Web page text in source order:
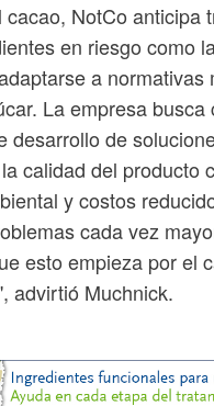
cacao, NotCo anticipa
en riesgo como
a normativas
La empresa busca
desarrollo de
calidad del producto
y costos
cada vez
esto empieza por el
advirtió Muchnick.